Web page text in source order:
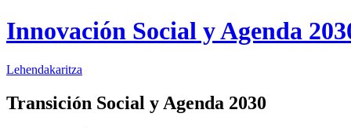
Innovación Social y Agenda
Lehendakaritza
Transición Social y Agenda 2030